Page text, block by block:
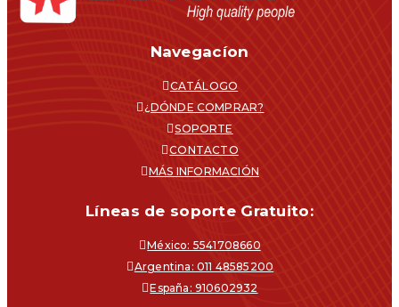
Navegacíon
CATÁLOGO
¿DÓNDE COMPRAR?
SOPORTE
CONTACTO
MÁS INFORMACIÓN
Líneas de soporte Gratuito:
México: 5541708660
Argentina: 011 48585200
España: 910602932